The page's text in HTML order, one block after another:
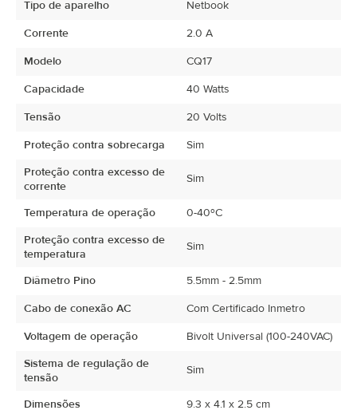
Tipo de aparelho
Netbook
Corrente
2.0 A
Modelo
CQ17
Capacidade
40 Watts
Tensão
20 Volts
Proteção contra sobrecarga
Sim
Proteção contra excesso de
corrente
Sim
Temperatura de operação
0-40ºC
Proteção contra excesso de
temperatura
Sim
Diâmetro Pino
5.5mm - 2.5mm
Cabo de conexão AC
Com Certificado Inmetro
Voltagem de operação
Bivolt Universal (100-240VAC)
Sistema de regulação de
tensão
Sim
Dimensões
9.3 x 4.1 x 2.5 cm